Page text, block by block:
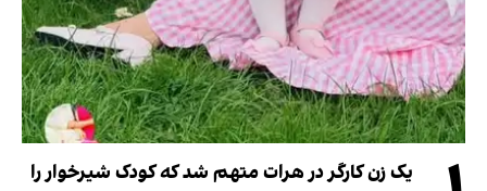
یک زن کارگر در هرات متهم شد که کودک شیرخوار را